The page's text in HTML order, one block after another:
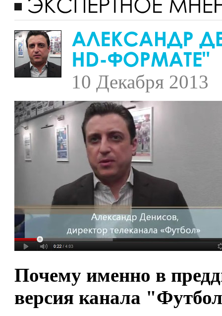
10 Декабря 2013
Почему именно в
версия канала